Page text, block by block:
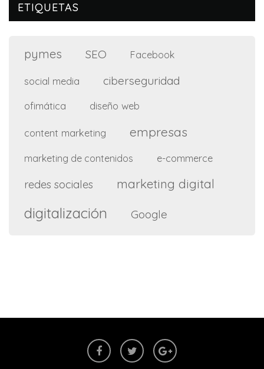
ETIQUETAS
pymes SEO Facebook
social media ciberseguridad
ofimática diseño web
content marketing empresas
marketing de contenidos e-commerce
redes sociales marketing digital
digitalización Google